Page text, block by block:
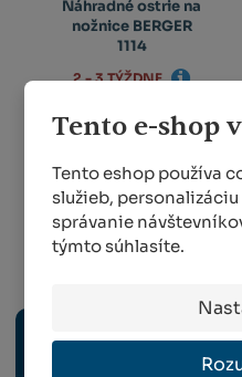
Tento e-shop
Tento eshop používa
služieb,
správanie
týmto súhlasíte.
Náhradné ostrie na
nožnice BERGER
1114
od8,19 €
DETAIL
2 - 3 TÝŽDNE
ELEKTRICKÉ NÁRADIE